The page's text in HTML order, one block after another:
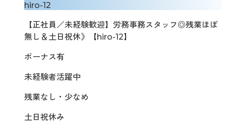
hiro-12
【正社員／未経験歓迎】労務事務スタッフ◎残業ほぼ
無し＆土日祝休》【hiro-12】
ボーナス有
未経験者活躍中
残業なし・少なめ
土日祝休み